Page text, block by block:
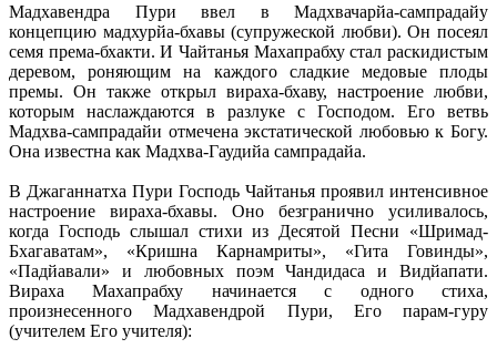
Мадхавендра Пури ввел в Мадхвачарйа-сампрадайу
концепцию мадхурйа-бхавы (супружеской любви). Он посеял
семя према-бхакти. И Чайтанья Махапрабху стал раскидистым
деревом, роняющим на каждого сладкие медовые плоды
премы. Он также открыл вираха-бхаву, настроение любви,
которым наслаждаются в разлуке с Господом. Его ветвь
Мадхва-сампрадайи отмечена экстатической любовью к Богу.
Она известна как Мадхва-Гаудийа сампрадайа.
В Джаганнатха Пури Господь Чайтанья проявил интенсивное
настроение вираха-бхавы. Оно безгранично усиливалось,
когда Господь слышал стихи из Десятой Песни «Шримад-
Бхагаватам», «Кришна Карнамриты», «Гита Говинды»,
«Падйавали» и любовных поэм Чандидаса и Видйапати.
Вираха Махапрабху начинается с одного стиха,
произнесенного Мадхавендрой Пури, Его парам-гуру
(учителем Его учителя):